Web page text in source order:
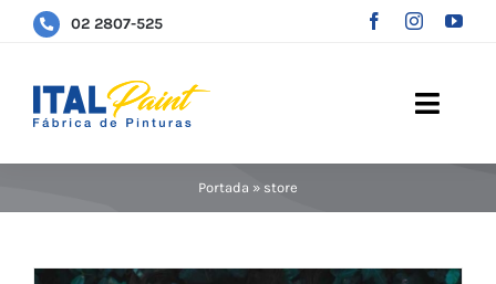
Saltar
02 2807-525
Toggle
Portada » store